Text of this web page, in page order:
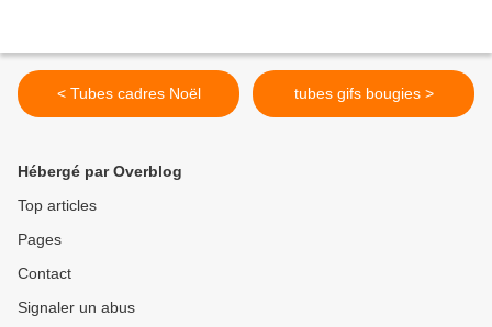
< Tubes cadres Noël tubes gifs bougies >
Hébergé par Overblog
Top articles
Pages
Contact
Signaler un abus